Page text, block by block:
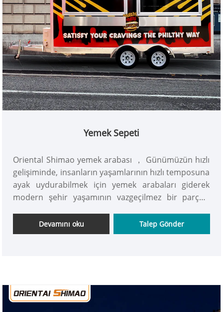
Yemek Sepeti
Oriental Shimao yemek arabası ， Günümüzün hızlı
gelişiminde, insanların yaşamlarının hızlı temposuna
ayak uydurabilmek için yemek arabaları giderek
modern şehir yaşamının vazgeçilmez bir parçası
çeşitli durumlarda insanlara hizmet vermeye
uygundur. Hemen alın!
Devamını oku Talep Gönder